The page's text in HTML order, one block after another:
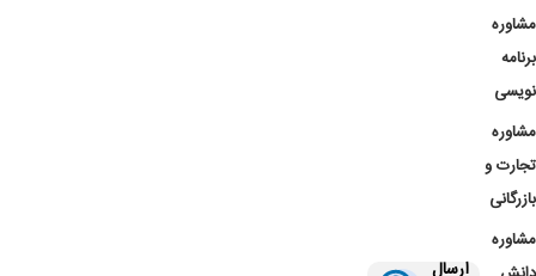
مشاوره
برنامه
نویسی
مشاوره
تجارت و
بازرگانی
مشاوره